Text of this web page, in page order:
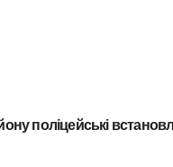
поліцейські